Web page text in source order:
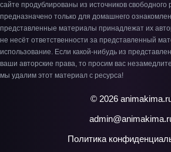
сайте продублированы из источников свободного
предназначено только для домашнего
представленные материалы принадлежат их
не несёт ответственности за представленный
использование. Если какой-нибудь из
ваши авторские права, то просим вас
мы удалим этот материал с ресурса!
© 2026
Политика